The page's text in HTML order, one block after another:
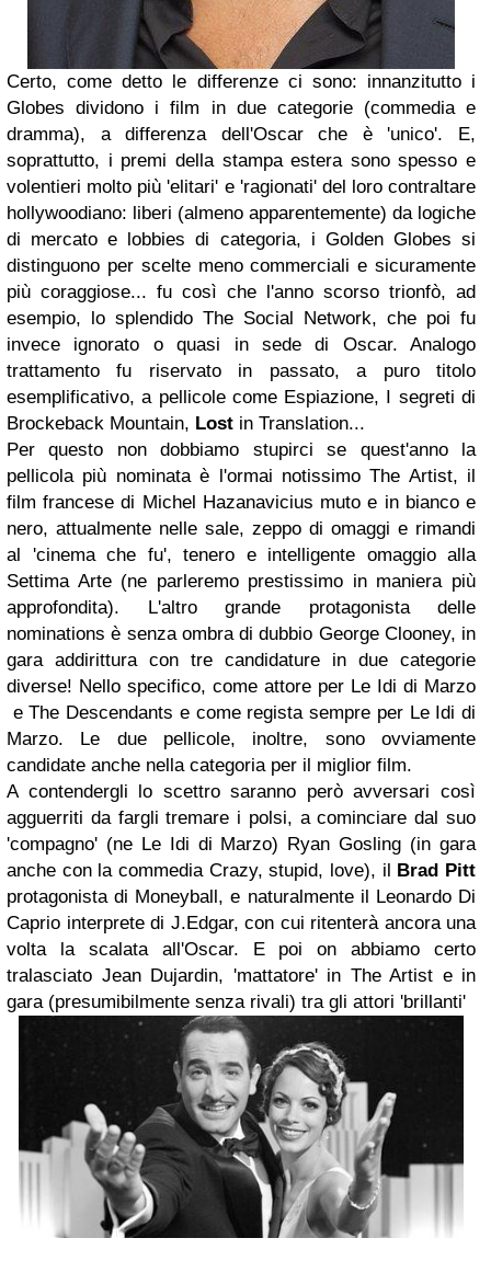
Certo, come detto le differenze ci sono: innanzitutto i
Globesdividono i film in due categorie (commedia e
dramma), a differenza dell'Oscarche è 'unico'. E,
soprattutto, i premi della stampa estera sono spesso e
volentieri molto più 'elitari' e 'ragionati' del loro contraltare
hollywoodiano: liberi (almeno apparentemente) da logiche
di mercato e lobbies di categoria, i Golden Globes si
distinguono per scelte meno commerciali e sicuramente
più coraggiose... fu così che l'anno scorso trionfò, ad
esempio, lo splendido The Social Network, che poi fu
invece ignorato o quasi in sede di Oscar. Analogo
trattamento fu riservato in passato, a puro titolo
esemplificativo, a pellicole come Espiazione, I segreti di
Brockeback Mountain, Lost in Translation...
Per questo non dobbiamo stupirci se quest'anno la
pellicola più nominata è l'ormai notissimoThe Artist, il
film francese di Michel Hazanavicius muto e in bianco e
nero, attualmente nelle sale, zeppo di omaggi e rimandi
al 'cinema che fu', tenero e intelligente omaggio alla
Settima Arte (ne parleremo prestissimo in maniera più
approfondita). L'altro grande protagonista delle
nominations è senza ombra di dubbio George Clooney, in
gara addirittura con tre candidature in due categorie
diverse! Nello specifico, come attore per Le Idi di Marzo
eThe Descendants e come regista sempre per Le Idi di
Marzo. Le due pellicole, inoltre, sono ovviamente
candidate anche nella categoria per il miglior film.
A contendergli lo scettro saranno però avversari così
agguerriti da fargli tremare i polsi, a cominciare dal suo
'compagno' (ne Le Idi di Marzo) Ryan Gosling (in gara
anche con la commedia Crazy, stupid, love), il Brad Pitt
protagonista di Moneyball, e naturalmente il Leonardo Di
Caprio interprete di J.Edgar, con cui ritenterà ancora una
volta la scalata all'Oscar. E poi on abbiamo certo
tralasciato Jean Dujardin, 'mattatore' in The Artist e in
gara (presumibilmente senza rivali) tra gli attori 'brillanti'